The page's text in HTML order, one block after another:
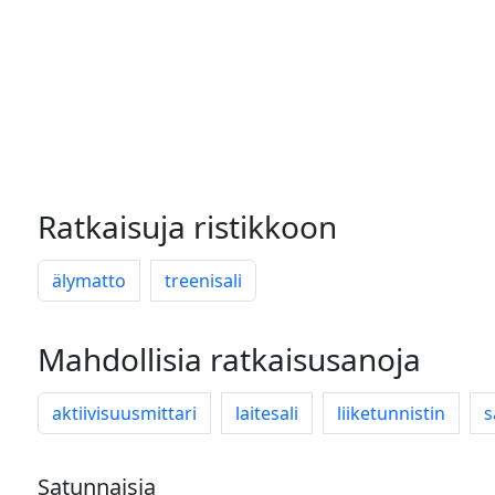
Ratkaisuja ristikkoon
älymatto treenisali
Mahdollisia ratkaisusanoja
aktiivisuusmittari laitesali liiketunnistin
Satunnaisia